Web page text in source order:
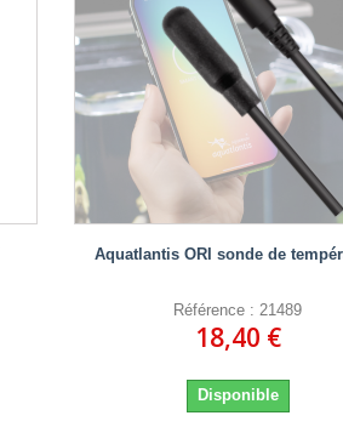
Aquatlantis ORI sonde de
Référence : 21489
18,40 €
Disponible